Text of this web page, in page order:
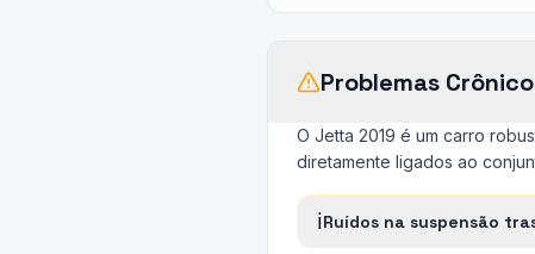
Problemas
O Jetta 2019 é um carro
diretamente ligados ao
ℹ️Ruídos na suspensão